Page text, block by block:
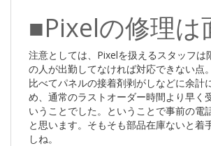
■Pixelの修理は
注意としては、Pixelを扱えるスタッフは
の人が出勤してなければ対応できない点
比べてパネルの接着剤剥がしなどに余計
め、通常のラストオーダー時間より早く
いうことでした。ということで事前の電
と思います。そもそも部品在庫ないと着
しね。